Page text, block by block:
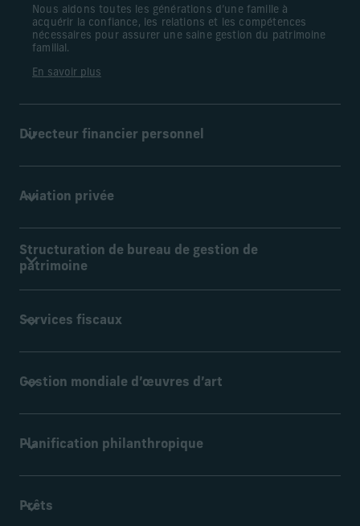
Nous aidons toutes les générations d’une famille à
acquérir la confiance, les relations et les compétences
nécessaires pour assurer une saine gestion du patrimoine
familial.
En savoir plus
Directeur financier personnel
Une équipe spécialisée offrant un accompagnement
hautement personnalisé en matière de gestion financière,
Aviation privée
Grâce aux partenariats avec de grands acteurs de
l’aviation, certains clients peuvent profiter de l’exclusivité
Structuration de bureau de gestion de
patrimoine
Pour créer ou optimiser un Family office, nous vous
accompagnons de bout en bout, de la stratégie et mise en
Services fiscaux
Planification fiscale holistique, préparation et gestion
continue afin de répondre à vos besoins fiscaux.
En savoir plus
Gestion mondiale d’œuvres d’art
Nous offrons à nos clients un service complet de gestion
d’œuvres d’art destiné aux collectionneurs privés, aux
Planification philanthropique
Nous aidons les familles à élaborer des plans permettant
aux générations futures de préserver l’héritage familial et
Prêts